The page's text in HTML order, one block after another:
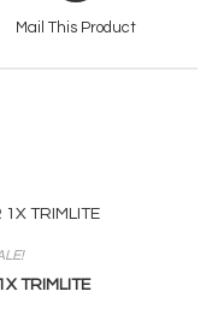
Mail This Product
TRIMLITE